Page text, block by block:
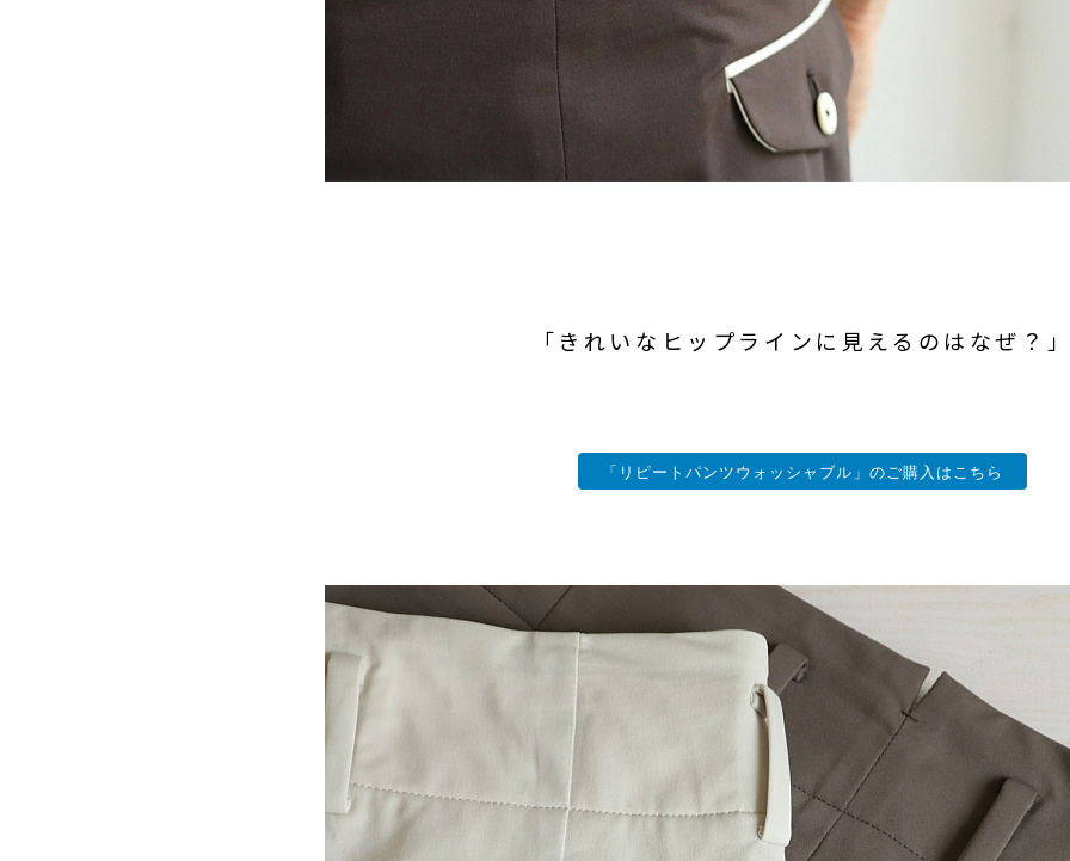
「きれいなヒップラインに見えるのはなぜ？
「リピートパンツウォッシャブル」のご購入はこちら